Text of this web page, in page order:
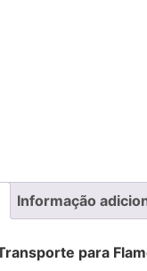
Informação
Flamengo